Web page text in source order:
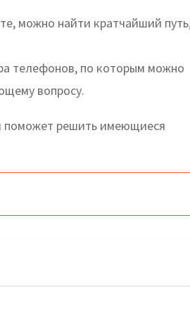
можно найти кратчайший
телефонов, по которым можно
вопросу.
поможет решить имеющиеся